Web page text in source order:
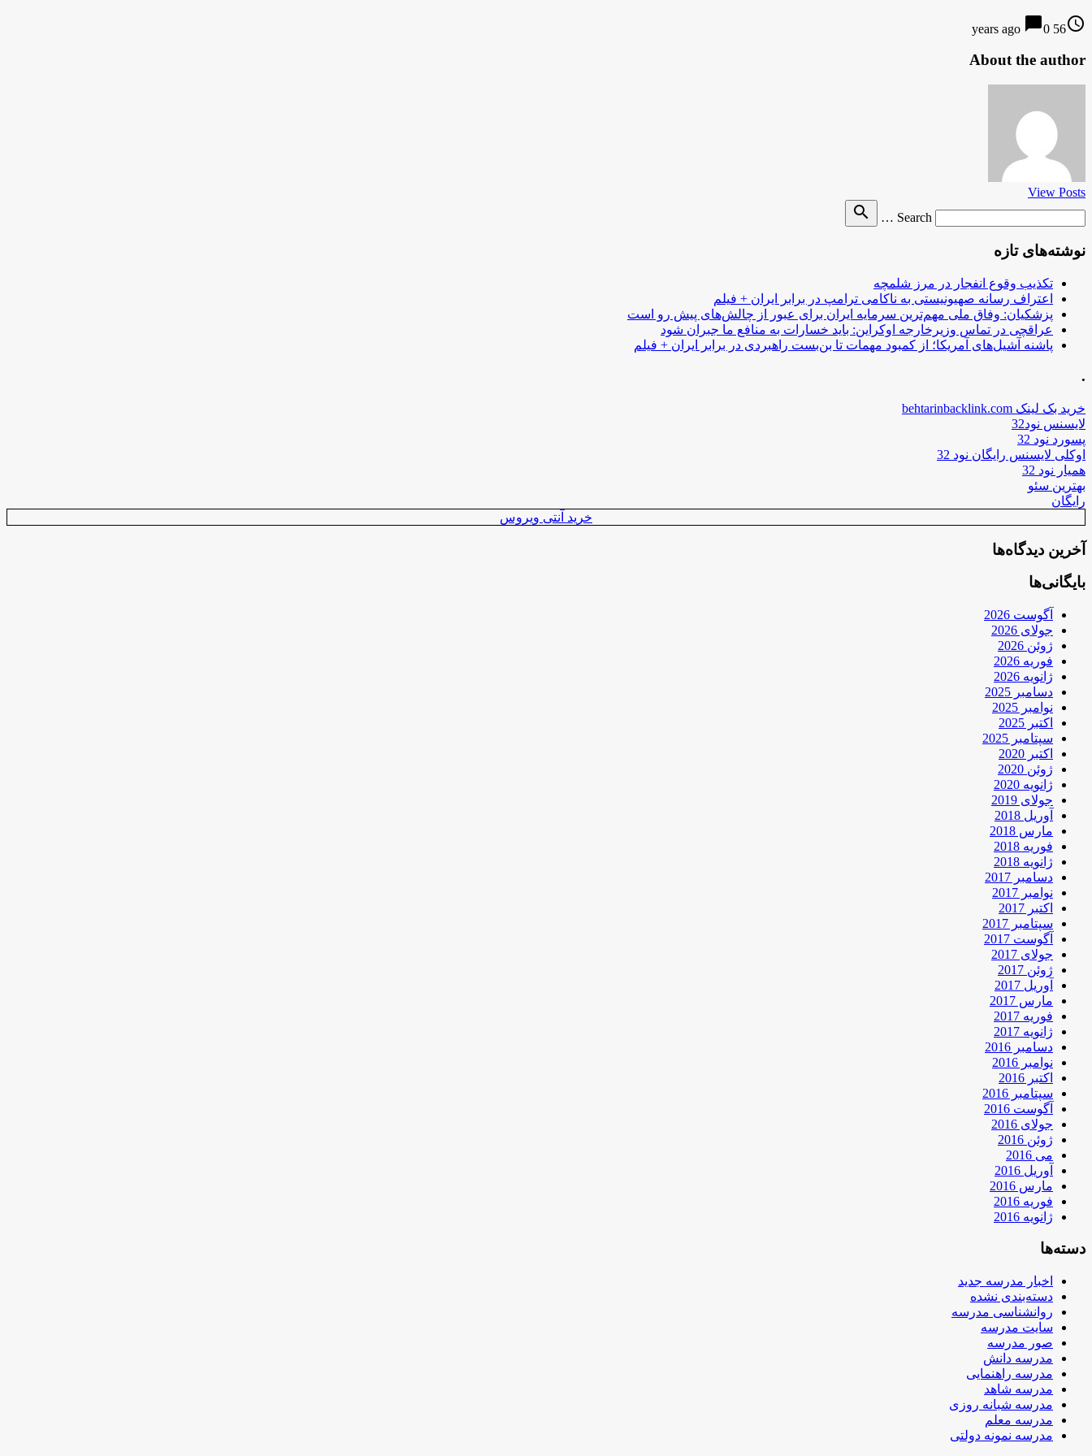
access_time
56 years ago
chat_bubble0
About the author
View Posts
Search …
search
نوشته‌های تازه
تکذیب وقوع انفجار در مرز شلمچه
اعتراف رسانه صهیونیستی به ناکامی ترامپ در برابر ایران + فیلم
پزشکیان: وفاق ملی مهم‌ترین سرمایه ایران برای عبور از چالش‌های پیش رو است
عراقچی در تماس وزیرخارجه اوکراین: باید خسارات به منافع ما جبران شود
پاشنه آشیل‌های آمریکا؛ از کمبود مهمات تا بن‌بست راهبردی در برابر ایران + فیلم
.
خرید بک لینک behtarinbacklink.com
لایسنس نود32
پسورد نود 32
اوکلی لایسنس رایگان نود 32
همیار نود 32
بهترین سئو
رایگان
خرید آنتی ویروس
آخرین دیدگاه‌ها
بایگانی‌ها
آگوست 2026
جولای 2026
ژوئن 2026
فوریه 2026
ژانویه 2026
دسامبر 2025
نوامبر 2025
اکتبر 2025
سپتامبر 2025
اکتبر 2020
ژوئن 2020
ژانویه 2020
جولای 2019
آوریل 2018
مارس 2018
فوریه 2018
ژانویه 2018
دسامبر 2017
نوامبر 2017
اکتبر 2017
سپتامبر 2017
آگوست 2017
جولای 2017
ژوئن 2017
آوریل 2017
مارس 2017
فوریه 2017
ژانویه 2017
دسامبر 2016
نوامبر 2016
اکتبر 2016
سپتامبر 2016
آگوست 2016
جولای 2016
ژوئن 2016
می 2016
آوریل 2016
مارس 2016
فوریه 2016
ژانویه 2016
دسته‌ها
اخبار مدرسه جدید
دسته‌بندی نشده
روانشناسی مدرسه
سایت مدرسه
صور مدرسه
مدرسه دانش
مدرسه راهنمایی
مدرسه شاهد
مدرسه شبانه روزی
مدرسه معلم
مدرسه نمونه دولتی